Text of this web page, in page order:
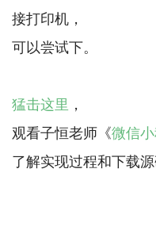
接打印机，
可以尝试下。
猛击这里 ，
观看子恒老师《微信
了解实现过程和下载